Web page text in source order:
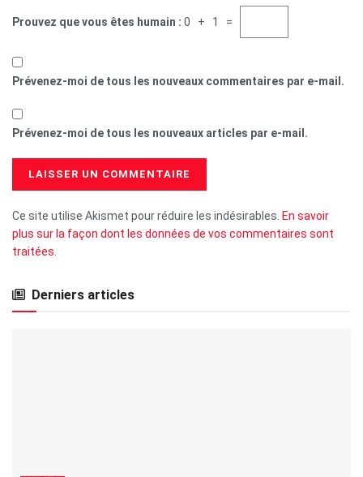
Prouvez que vous êtes humain : 0 + 1 =
Prévenez-moi de tous les nouveaux commentaires par e-mail.
Prévenez-moi de tous les nouveaux articles par e-mail.
Ce site utilise Akismet pour réduire les indésirables. En savoir
plus sur la façon dont les données de vos commentaires sont
traitées
Derniers articles